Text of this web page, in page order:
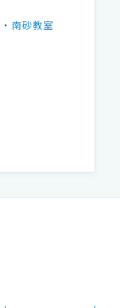
・南砂教室